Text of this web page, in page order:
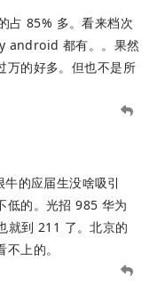
占 85% 多。看来档次
android 都有。。果然
万的好多。但也不是所
的应届生没啥吸引
低的。光招 985 华为
就到 211 了。北京的
上的。